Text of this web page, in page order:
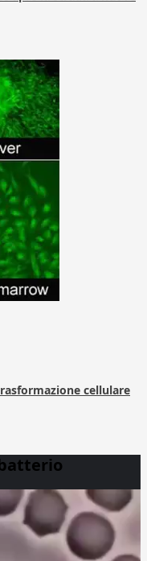
cellulare